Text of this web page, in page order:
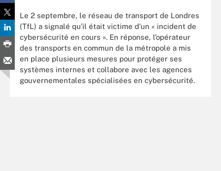
Le 2 septembre, le réseau de transport de Londres
(TfL) a signalé qu’il était victime d’un « incident de
cybersécurité en cours ». En réponse, l’opérateur
des transports en commun de la métropole a mis
en place plusieurs mesures pour protéger ses
systèmes internes et collabore avec les agences
gouvernementales spécialisées en cybersécurité.